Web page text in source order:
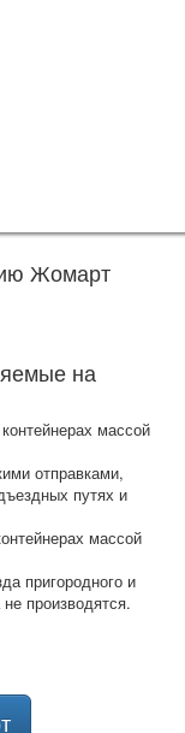
Жомарт
на
массой
отправками,
путях и
массой
пригородного и
производятся.